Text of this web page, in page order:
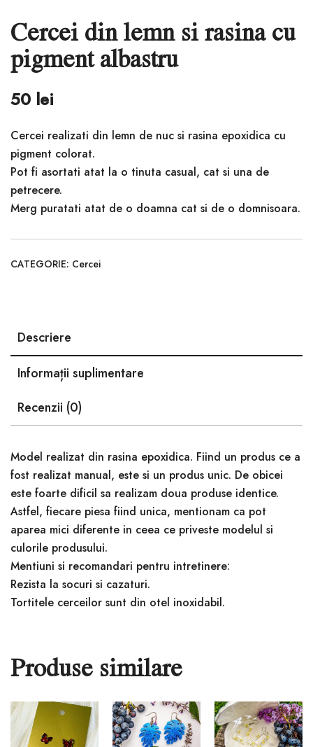
Cercei din lemn si rasina cu
pigment albastru
50 lei
Cercei realizati din lemn de nuc si rasina epoxidica cu
pigment colorat.
Pot fi asortati atat la o tinuta casual, cat si una de
petrecere.
Merg puratati atat de o doamna cat si de o domnisoara.
CATEGORIE: Cercei
Descriere
Informații suplimentare
Recenzii (0)
Model realizat din rasina epoxidica. Fiind un produs ce a
fost realizat manual, este si un produs unic. De obicei
este foarte dificil sa realizam doua produse identice.
Astfel, fiecare piesa fiind unica, mentionam ca pot
aparea mici diferente in ceea ce priveste modelul si
culorile produsului.
Mentiuni si recomandari pentru intretinere:
Rezista la socuri si cazaturi.
Tortitele cerceilor sunt din otel inoxidabil.
Produse similare